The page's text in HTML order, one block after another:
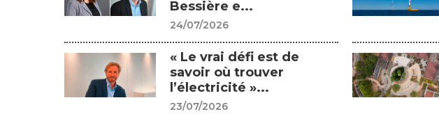
Bessière e...
24/07/2026
« Le vrai défi est de
savoir où trouver
l’électricité »...
23/07/2026